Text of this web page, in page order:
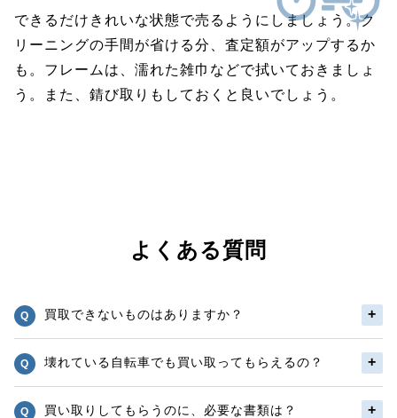
できるだけきれいな状態で売るようにしましょう。ク
リーニングの手間が省ける分、査定額がアップするか
も。フレームは、濡れた雑巾などで拭いておきましょ
う。また、錆び取りもしておくと良いでしょう。
よくある質問
買取できないものはありますか？
壊れている自転車でも買い取ってもらえるの？
買い取りしてもらうのに、必要な書類は？